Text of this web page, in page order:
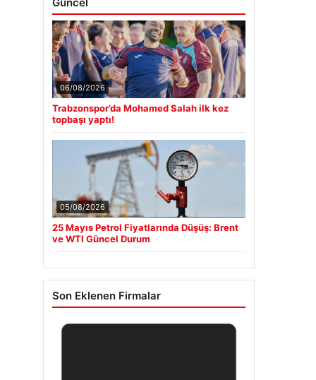
06/08/2026
Trabzonspor’da Mohamed Salah ilk kez
topbaşı yaptı!
05/08/2026
25 Mayıs Petrol Fiyatlarında Düşüş: Brent
ve WTI Güncel Durum
Son Eklenen Firmalar